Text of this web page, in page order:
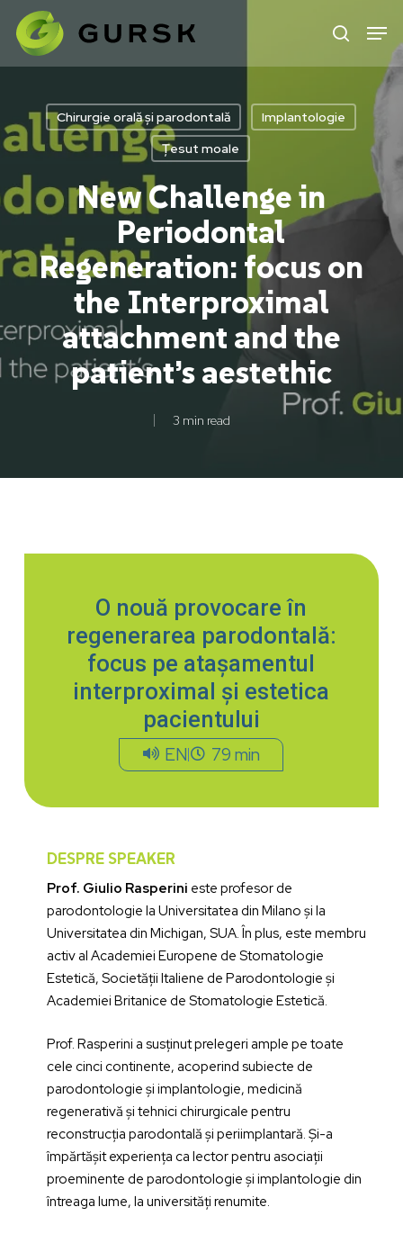
Chirurgie orală și parodontală
Implantologie
Țesut moale
New Challenge in
Periodontal
Regeneration: focus on
the Interproximal
attachment and the
patient’s aestethic
3 min read
O nouă provocare în
regenerarea parodontală:
focus pe atașamentul
interproximal și estetica
pacientului
EN 79 min
DESPRE SPEAKER
Prof. Giulio Rasperini este profesor de
parodontologie la Universitatea din Milano și la
Universitatea din Michigan, SUA. În plus, este membru
activ al Academiei Europene de Stomatologie
Estetică, Societății Italiene de Parodontologie și
Academiei Britanice de Stomatologie Estetică.
Prof. Rasperini a susținut prelegeri ample pe toate
cele cinci continente, acoperind subiecte de
parodontologie și implantologie, medicină
regenerativă și tehnici chirurgicale pentru
reconstrucția parodontală și periimplantară. Și-a
împărtășit experiența ca lector pentru asociații
proeminente de parodontologie și implantologie din
întreaga lume, la universități renumite.